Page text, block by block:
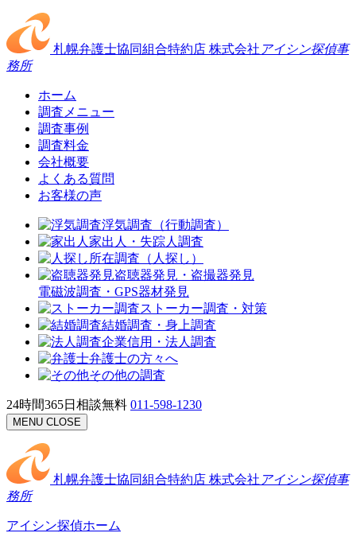
札幌弁護士協同組合特約店 株式会社 アイシン探偵事
務所
ホーム
調査メニュー
調査事例
調査料金
会社概要
よくある質問
お客様の声
浮気調査（行動調査）
家出人・失踪人調査
所在調査（人探し）
盗聴器発見・盗撮器発見
電磁波調査・GPS器材発見
ストーカー調査・対策
結婚調査・身上調査
企業信用・法人調査
弁護士の方々へ
その他の調査
24時間365日相談無料 011-598-1230
MENU CLOSE
札幌弁護士協同組合特約店 株式会社 アイシン探偵事
務所
アイシン探偵ホーム